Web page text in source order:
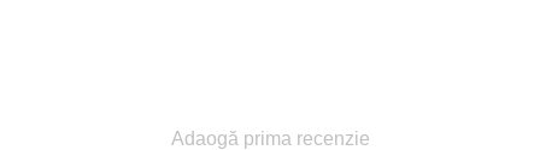
Adaogă prima recenzie